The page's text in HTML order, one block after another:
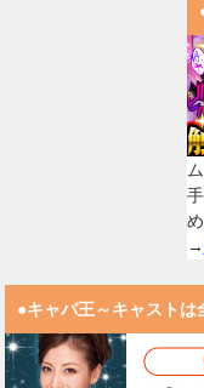
→
●キャバ王～キャストは